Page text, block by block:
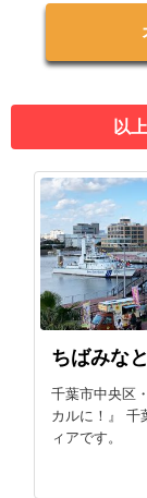
以
ちばみな
千葉市中央区
カルに！』 千
ィアです。